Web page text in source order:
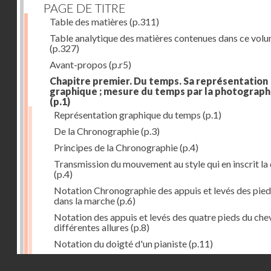
PAGE DE TITRE
Table des matières (p.311)
Table analytique des matières contenues dans ce
(p.327)
Avant-propos (p.r5)
Chapitre premier. Du temps. Sa représentation
graphique ; mesure du temps par la
(p.1)
Représentation graphique du temps (p.1)
De la Chronographie(p.3)
Principes de la Chronographie(p.4)
Transmission du mouvement au style qui en inscrit la
(p.4)
Notation Chronographie des appuis et levés des
dans la marche(p.6)
Notation des appuis et levés des quatre pieds du
différentes allures (p.8)
Notation du doigté d'un pianiste(p.11)